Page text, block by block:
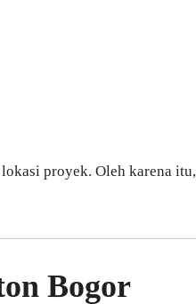
proyek. Oleh karena itu,
Bogor